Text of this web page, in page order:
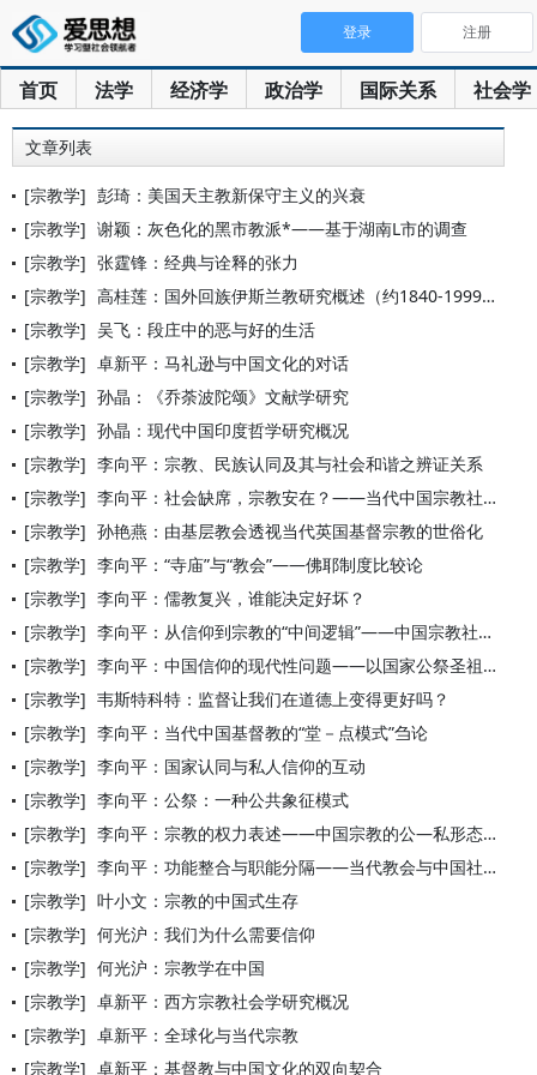
首页 法学 经济学 政治学 国际关系 社会学
登录 注册
文章列表
[宗教学] 彭琦：美国天主教新保守主义的兴衰
[宗教学] 谢颖：灰色化的黑市教派*——基于湖南L市的调查
[宗教学] 张霆锋：经典与诠释的张力
[宗教学] 高桂莲：国外回族伊斯兰教研究概述（约1840-1999）
[宗教学] 吴飞：段庄中的恶与好的生活
[宗教学] 卓新平：马礼逊与中国文化的对话
[宗教学] 孙晶：《乔荼波陀颂》文献学研究
[宗教学] 孙晶：现代中国印度哲学研究概况
[宗教学] 李向平：宗教、民族认同及其与社会和谐之辨证关系
[宗教学] 李向平：社会缺席，宗教安在？——当代中国宗教社会学的基本理论
[宗教学] 孙艳燕：由基层教会透视当代英国基督宗教的世俗化
[宗教学] 李向平：“寺庙”与“教会”——佛耶制度比较论
[宗教学] 李向平：儒教复兴，谁能决定好坏？
[宗教学] 李向平：从信仰到宗教的“中间逻辑”——中国宗教社会学理论发凡
[宗教学] 李向平：中国信仰的现代性问题——以国家公祭圣祖－先贤为例
[宗教学] 韦斯特科特：监督让我们在道德上变得更好吗？
[宗教学] 李向平：当代中国基督教的“堂－点模式”刍论
[宗教学] 李向平：国家认同与私人信仰的互动
[宗教学] 李向平：公祭：一种公共象征模式
[宗教学] 李向平：宗教的权力表述——中国宗教的公—私形态及其秩序构成
[宗教学] 李向平：功能整合与职能分隔——当代教会与中国社会结构
[宗教学] 叶小文：宗教的中国式生存
[宗教学] 何光沪：我们为什么需要信仰
[宗教学] 何光沪：宗教学在中国
[宗教学] 卓新平：西方宗教社会学研究概况
[宗教学] 卓新平：全球化与当代宗教
[宗教学] 卓新平：基督教与中国文化的双向契合